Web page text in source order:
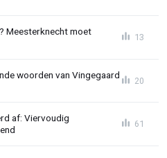
Meesterknecht moet
13
woorden van Vingegaard
20
af: Viervoudig
61